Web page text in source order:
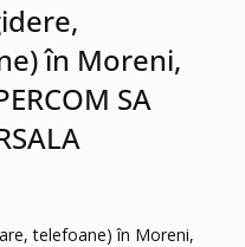
în Moreni,
SA
telefoane) în Moreni,